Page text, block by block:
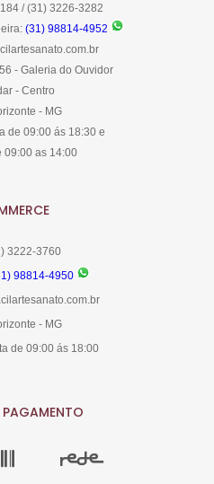
/ (31) 3226-3282
(31) 98814-4952
- Galeria do Ouvidor
- Centro
- MG
de 09:00 ás 18:30 e
09:00 as 14:00
3222-3760
98814-4950
- MG
de 09:00 ás 18:00
PAGAMENTO